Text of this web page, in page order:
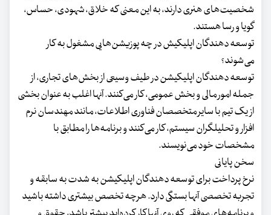
شخصیت‌های هنری دارند، به این معنی که خلاق، شهودی، حساس،
گویا و رسا هستند.
توسعه دهندگان اپلیکیش در چه پوزیشن‌هایی مشغول به کار
می‌شوند؟
توسعه دهندگان اپلیکیشن در طیف وسیعی از بخش‌های تجاری، از
جمله امور مالی و بخش عمومی، کار می‌کنند. آنها اغلب به عنوان بخشی
از یک تیم با سایر متخصصان فناوری اطلاعات، مانند مهندسان نرم
افزار و تحلیلگران سیستم، کار می‌کنند و برنامه‌‌‌ها را مطابق با
مشخصات خود می‌نویسند.
سخن پایانی
نرخ پرداخت برای توسعه دهندگان اپلیکیشن به شدت به سابقه و
تجربه تخصصی آنها بستگی دارد. هرچه تخصص بیشتری داشته باشید